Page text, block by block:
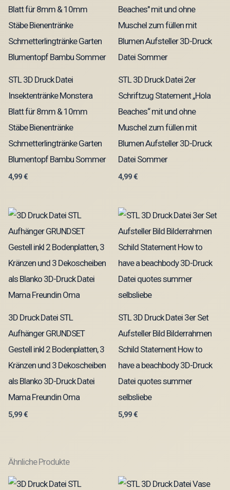
STL 3D Druck Datei
Insektentränke Monstera
Blatt für 8mm & 10mm
Stäbe Bienentränke
Schmetterlingtränke Garten
Blumentopf Bambu Sommer
4,99€
STL 3D Druck Datei 2er
Schriftzug Statement „Hola
Beaches“ mit und ohne
Muschel zum füllen mit
Blumen Aufsteller 3D-Druck
Datei Sommer
4,99€
3D Druck Datei STL
Aufhänger GRUNDSET
Gestell inkl 2 Bodenplatten, 3
Kränzen und 3 Dekoscheiben
als Blanko 3D-Druck Datei
Mama Freundin Oma
5,99€
STL 3D Druck Datei 3er Set
Aufsteller Bild Bilderrahmen
Schild Statement How to
have a beachbody 3D-Druck
Datei quotes summer
selbsliebe
5,99€
Ähnliche Produkte